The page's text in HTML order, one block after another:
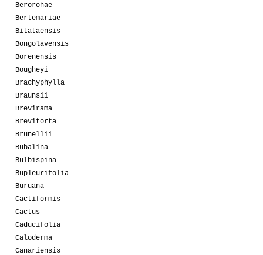
Berorohae
Bertemariae
Bitataensis
Bongolavensis
Borenensis
Bougheyi
Brachyphylla
Braunsii
Brevirama
Brevitorta
Brunellii
Bubalina
Bulbispina
Bupleurifolia
Buruana
Cactiformis
Cactus
Caducifolia
Caloderma
Canariensis